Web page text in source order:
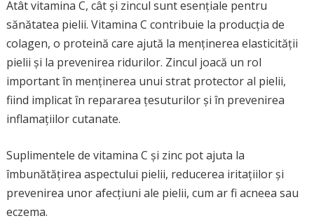
Atât vitamina C, cât și zincul sunt esențiale pentru
sănătatea pielii. Vitamina C contribuie la producția de
colagen, o proteină care ajută la menținerea elasticității
pielii și la prevenirea ridurilor. Zincul joacă un rol
important în menținerea unui strat protector al pielii,
fiind implicat în repararea țesuturilor și în prevenirea
inflamațiilor cutanate.
Suplimentele de vitamina C și zinc pot ajuta la
îmbunătățirea aspectului pielii, reducerea iritațiilor și
prevenirea unor afecțiuni ale pielii, cum ar fi acneea sau
eczema.